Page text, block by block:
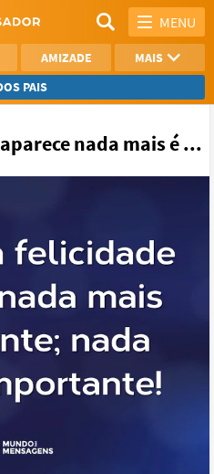
MENU
AMIZADE
MAIS
PAIS
AGRADECIMENTO
nada mais é ...